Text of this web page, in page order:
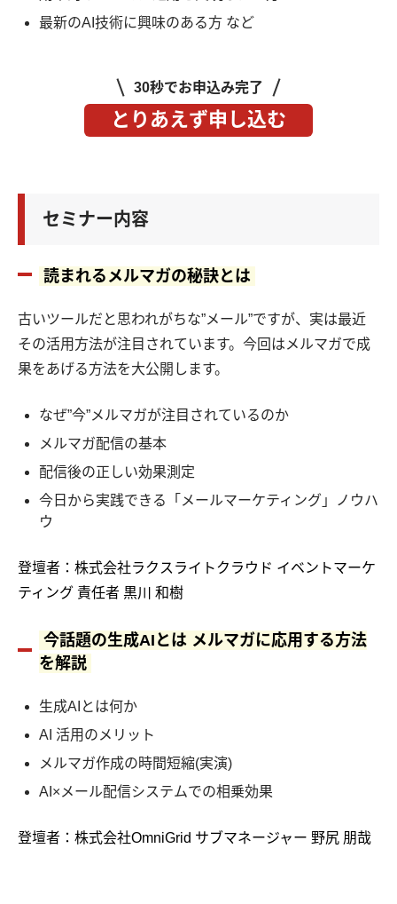
最新のAI技術に興味のある方 など
30秒でお申込み完了
とりあえず申し込む
セミナー内容
読まれるメルマガの秘訣とは
古いツールだと思われがちな”メール”ですが、実は最近
その活用方法が注目されています。今回はメルマガで成
果をあげる方法を大公開します。
なぜ”今”メルマガが注目されているのか
メルマガ配信の基本
配信後の正しい効果測定
今日から実践できる「メールマーケティング」ノウハ
ウ
登壇者：株式会社ラクスライトクラウド イベントマーケ
ティング 責任者 黒川 和樹
今話題の生成AIとは メルマガに応用する方法
を解説
生成AIとは何か
AI 活用のメリット
メルマガ作成の時間短縮(実演)
AI×メール配信システムでの相乗効果
登壇者：株式会社OmniGrid サブマネージャー 野尻 朋哉